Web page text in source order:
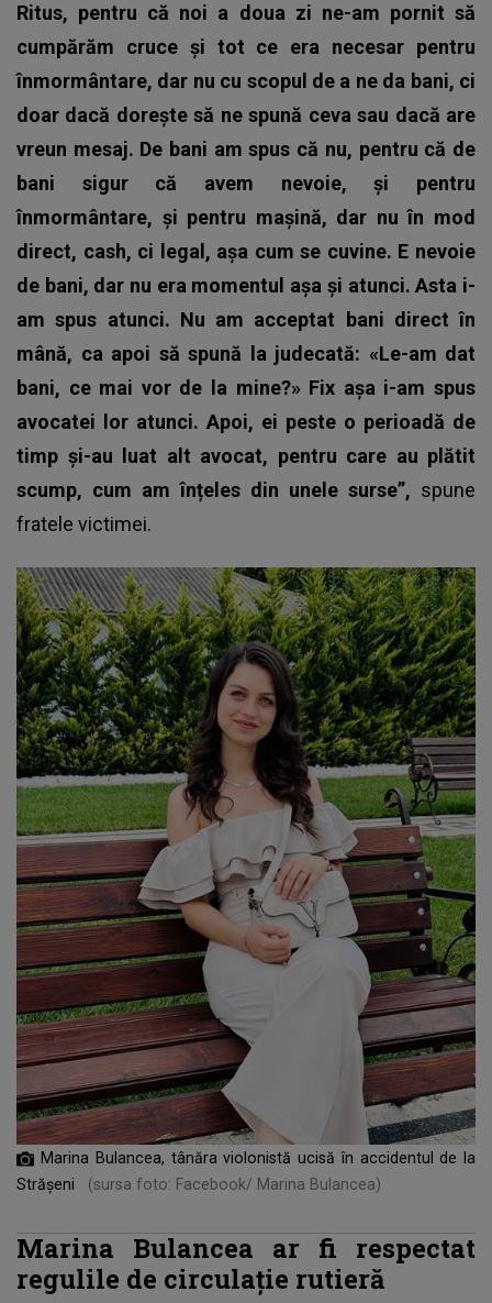
Ritus, pentru că noi a doua zi ne-am pornit să
cumpărăm cruce și tot ce era necesar pentru
înmormântare, dar nu cu scopul de a ne da bani, ci
doar dacă dorește să ne spună ceva sau dacă are
vreun mesaj. De bani am spus că nu, pentru că de
bani sigur că avem nevoie, și pentru
înmormântare, și pentru mașină, dar nu în mod
direct, cash, ci legal, așa cum se cuvine. E nevoie
de bani, dar nu era momentul așa și atunci. Asta i-
am spus atunci. Nu am acceptat bani direct în
mână, ca apoi să spună la judecată: «Le-am dat
bani, ce mai vor de la mine?» Fix așa i-am spus
avocatei lor atunci. Apoi, ei peste o perioadă de
timp și-au luat alt avocat, pentru care au plătit
scump, cum am înțeles din unele surse”, spune
fratele victimei.
Marina Bulancea, tânăra violonistă ucisă în accidentul de la
Strășeni
(sursa foto: Facebook/ Marina Bulancea)
Marina Bulancea ar fi respectat
regulile de circulație rutieră